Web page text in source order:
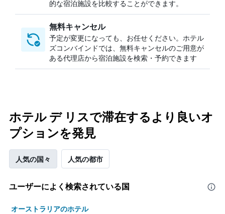
的な宿泊施設を比較することができます。
無料キャンセル
予定が変更になっても、お任せください。ホテル
ズコンバインドでは、無料キャンセルのご用意が
ある代理店から宿泊施設を検索・予約できます
ホテル デ リスで滞在するより良いオ
プションを発見
人気の国々 人気の都市
ユーザーによく検索されている国
オーストラリアのホテル